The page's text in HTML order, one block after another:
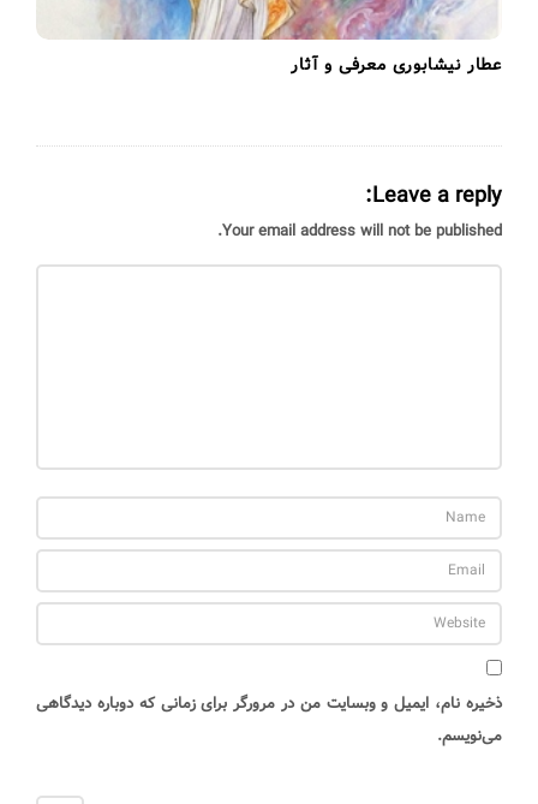
عطار نیشابوری معرفی و آثار
Leave a reply:
Your email address will not be published.
ذخیره نام، ایمیل و وبسایت من در مرورگر برای زمانی که دوباره دیدگاهی
می‌نویسم.